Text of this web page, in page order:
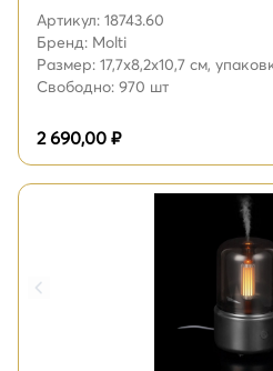
Артикул: 18743.60
Бренд: Molti
Размер: 17,7x8,2x10,7 см,
Свободно: 970 шт
2 690,00 ₽